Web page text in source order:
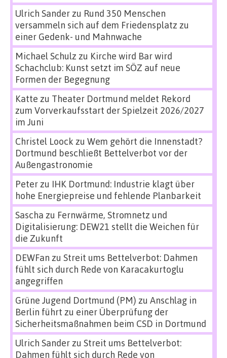
Ulrich Sanderzu Rund 350 Menschen
versammeln sich auf dem Friedensplatz zu
einer Gedenk- und Mahnwache
Michael Schulz zu Kirche wird Bar wird
Schachclub: Kunst setzt im SÖZ auf neue
Formen der Begegnung
Katte zu Theater Dortmund meldet Rekord
zum Vorverkaufsstart der Spielzeit 2026/2027
im Juni
Christel Loock zu Wem gehört die Innenstadt?
Dortmund beschließt Bettelverbot vor der
Außengastronomie
Peterzu IHK Dortmund: Industrie klagt über
hohe Energiepreise und fehlende Planbarkeit
Sascha zu Fernwärme, Stromnetz und
Digitalisierung: DEW21 stellt die Weichen für
die Zukunft
DEWFan zu Streit ums Bettelverbot: Dahmen
fühlt sich durch Rede von Karacakurtoglu
angegriffen
Grüne Jugend Dortmund (PM) zu Anschlag in
Berlin führt zu einer Überprüfung der
Sicherheitsmaßnahmen beim CSD in Dortmund
Ulrich Sanderzu Streit ums Bettelverbot:
Dahmen fühlt sich durch Rede von